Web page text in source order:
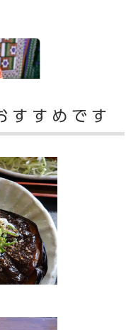
」は、京菓子の真髄
、厳選された材料、
と真心…